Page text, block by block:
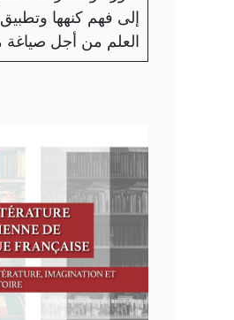
إلى فهم كنهها
العلم من أجل صياغة